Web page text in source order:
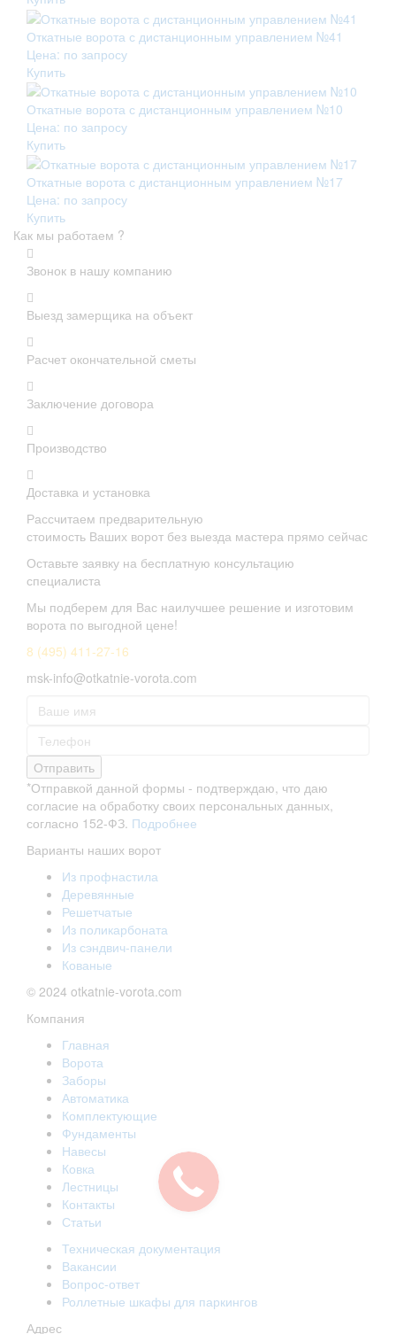
Откатные ворота с дистанционным управлением №41
Цена: по запросу
Купить
Откатные ворота с дистанционным управлением №10
Цена: по запросу
Купить
Откатные ворота с дистанционным управлением №17
Цена: по запросу
Купить
Как мы работаем ?
Звонок в нашу компанию
Выезд замерщика на объект
Расчет окончательной сметы
Заключение договора
Производство
Доставка и установка
Рассчитаем предварительную
стоимость Ваших ворот без выезда мастера прямо сейчас
Оставьте заявку на бесплатную консультацию
специалиста
Мы подберем для Вас наилучшее решение и изготовим
ворота по выгодной цене!
8 (495) 411-27-16
msk-info@otkatnie-vorota.com
Отправить
*Отправкой данной формы - подтверждаю, что даю
согласие на обработку своих персональных данных,
согласно 152-ФЗ. Подробнее
Варианты наших ворот
Из профнастила
Деревянные
Решетчатые
Из поликарбоната
Из сэндвич-панели
Кованые
© 2024 otkatnie-vorota.com
Компания
Главная
Ворота
Заборы
Автоматика
Комплектующие
Фундаменты
Навесы
Ковка
Лестницы
Контакты
Статьи
Техническая документация
Вакансии
Вопрос-ответ
Роллетные шкафы для паркингов
Адрес